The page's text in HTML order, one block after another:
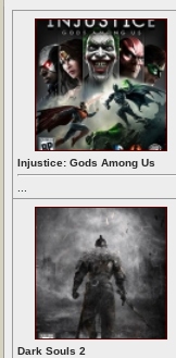
Injustice: Gods Among Us
Dark Souls 2